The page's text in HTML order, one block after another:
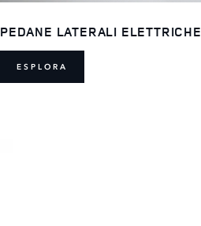
PEDANE LATERALI ELETTRICHE
ESPLORA